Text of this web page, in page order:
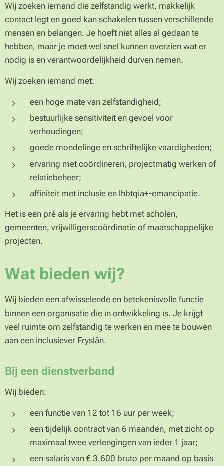
Wij zoeken iemand die zelfstandig werkt, makkelijk
contact legt en goed kan schakelen tussen verschillende
mensen en belangen. Je hoeft niet alles al gedaan te
hebben, maar je moet wel snel kunnen overzien wat er
nodig is en verantwoordelijkheid durven nemen.
Wij zoeken iemand met:
een hoge mate van zelfstandigheid;
bestuurlijke sensitiviteit en gevoel voor
verhoudingen;
goede mondelinge en schriftelijke vaardigheden;
ervaring met coördineren, projectmatig werken of
relatiebeheer;
affiniteit met inclusie en lhbtqia+-emancipatie.
Het is een pré als je ervaring hebt met scholen,
gemeenten, vrijwilligerscoördinatie of maatschappelijke
projecten.
Wat bieden wij?
Wij bieden een afwisselende en betekenisvolle functie
binnen een organisatie die in ontwikkeling is. Je krijgt
veel ruimte om zelfstandig te werken en mee te bouwen
aan een inclusiever Fryslân.
Bij een dienstverband
Wij bieden:
een functie van 12 tot 16 uur per week;
een tijdelijk contract van 6 maanden, met zicht op
maximaal twee verlengingen van ieder 1 jaar;
een salaris van € 3.600 bruto per maand op basis